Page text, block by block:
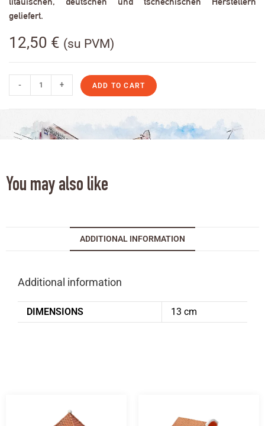
geliefert.
12,50 € (su PVM)
- + ADD TO CART
You may also like
ADDITIONAL INFORMATION
Additional information
DIMENSIONS 13 cm